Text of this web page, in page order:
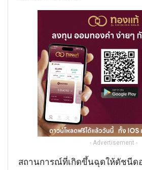
- Advertisement -
สถานการณ์ที่เกิดขึ้นฉุดให้ดัชนีด